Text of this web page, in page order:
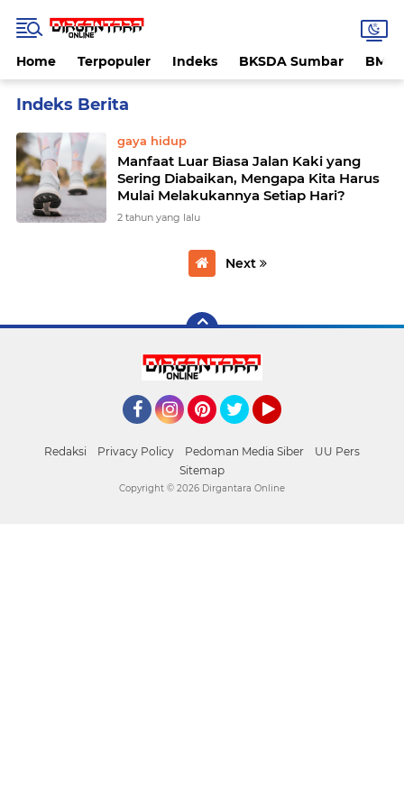
Home Terpopuler Indeks BKSDA Sumbar
gaya hidup
Manfaat Luar Biasa Jalan Kaki yang
Sering Diabaikan, Mengapa Kita Harus
Mulai Melakukannya Setiap Hari?
2 tahun yang lalu
Next
Redaksi Privacy Policy Pedoman Media Siber
UU Pers
Sitemap
Copyright © 2026 Dirgantara Online